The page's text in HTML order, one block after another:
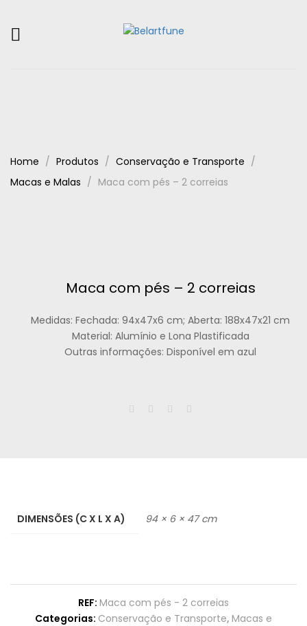
Home Produtos
Conservação e Transporte
Macas e Malas
Maca com pés – 2 correias
Maca com pés – 2 correias
Medidas: Fechada: 94x47x6 cm; Aberta: 188x47x21 cm
Material: Alumínio e Lona Plastificada
Outras informações: Disponível em azul
DIMENSÕES (C X L X A) 94 × 6 × 47 cm
REF: Maca com pés - 2 correias
Categorias: Conservação e Transporte, Macas e